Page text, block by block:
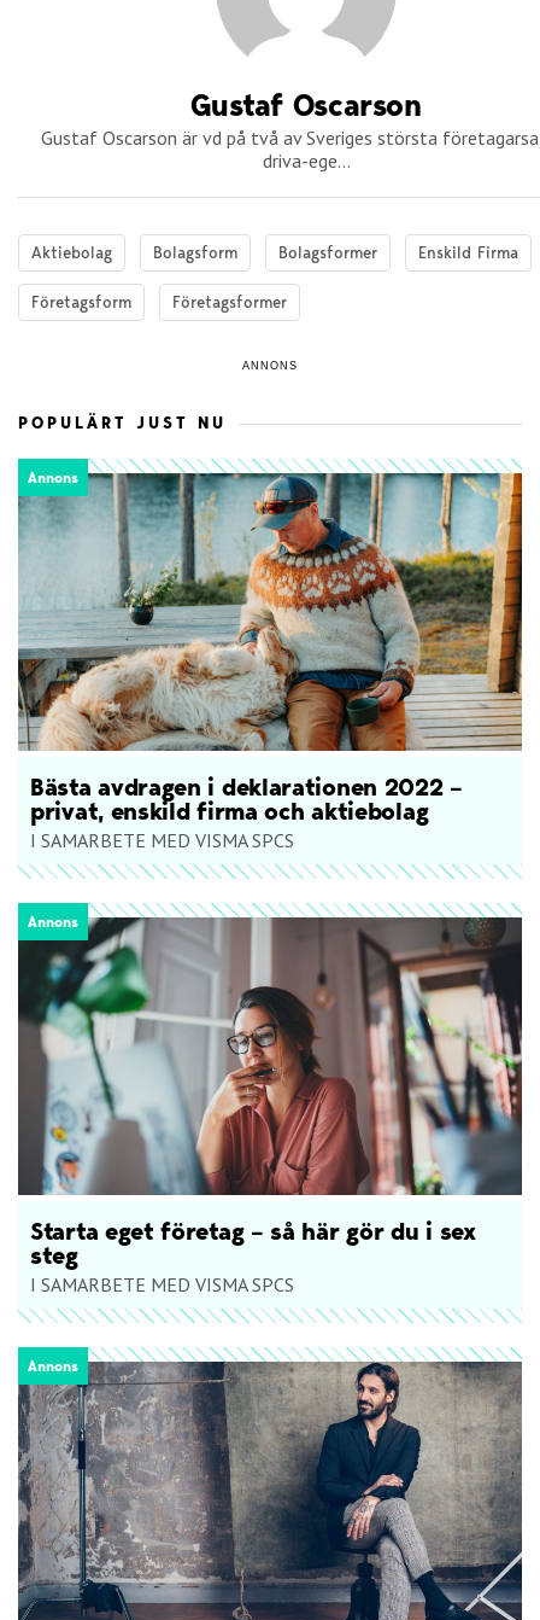
Gustaf Oscarson
Gustaf Oscarson är vd på två av Sveriges största
driva-ege...
Aktiebolag Bolagsform Bolagsformer Enskild Firma
Företagsform Företagsformer
ANNONS
POPULÄRT JUST NU
Annons
Bästa avdragen i deklarationen 2022 –
privat, enskild firma och aktiebolag
I SAMARBETE MED VISMA SPCS
Annons
Starta eget företag – så här gör du i sex
steg
I SAMARBETE MED VISMA SPCS
Annons